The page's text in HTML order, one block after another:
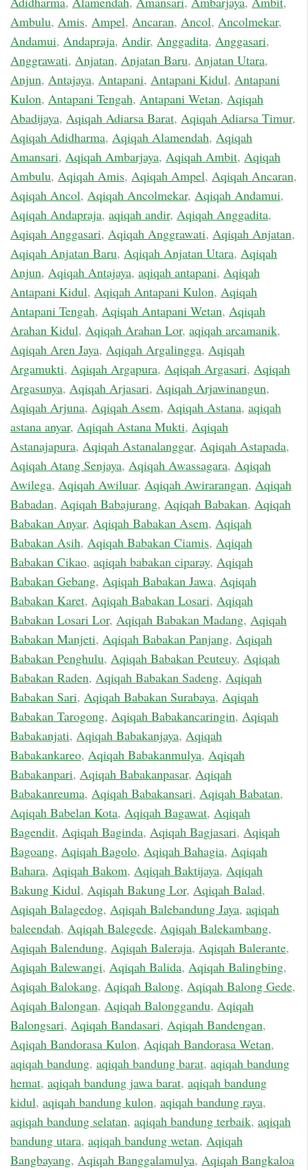
Ambulu, Amis, Ampel, Ancaran, Ancol, Ancolmekar,
Andamui, Andapraja, Andir, Anggadita, Anggasari,
Anggrawati, Anjatan, Anjatan Baru, Anjatan Utara,
Anjun, Antajaya, Antapani, Antapani Kidul, Antapani
Kulon, Antapani Tengah, Antapani Wetan, Aqiqah
Abadijaya, Aqiqah Adiarsa Barat, Aqiqah Adiarsa Timur,
Aqiqah Adidharma, Aqiqah Alamendah, Aqiqah
Amansari, Aqiqah Ambarjaya, Aqiqah Ambit, Aqiqah
Ambulu, Aqiqah Amis, Aqiqah Ampel, Aqiqah Ancaran,
Aqiqah Ancol, Aqiqah Ancolmekar, Aqiqah Andamui,
Aqiqah Andapraja, aqiqah andir, Aqiqah Anggadita,
Aqiqah Anggasari, Aqiqah Anggrawati, Aqiqah Anjatan,
Aqiqah Anjatan Baru, Aqiqah Anjatan Utara, Aqiqah
Anjun, Aqiqah Antajaya, aqiqah antapani, Aqiqah
Antapani Kidul, Aqiqah Antapani Kulon, Aqiqah
Antapani Tengah, Aqiqah Antapani Wetan, Aqiqah
Arahan Kidul, Aqiqah Arahan Lor, aqiqah arcamanik,
Aqiqah Aren Jaya, Aqiqah Argalingga, Aqiqah
Argamukti, Aqiqah Argapura, Aqiqah Argasari, Aqiqah
Argasunya, Aqiqah Arjasari, Aqiqah Arjawinangun,
Aqiqah Arjuna, Aqiqah Asem, Aqiqah Astana, aqiqah
astana anyar, Aqiqah Astana Mukti, Aqiqah
Astanajapura, Aqiqah Astanalanggar, Aqiqah Astapada,
Aqiqah Atang Senjaya, Aqiqah Awassagara, Aqiqah
Awilega, Aqiqah Awiluar, Aqiqah Awirarangan, Aqiqah
Babadan, Aqiqah Babajurang, Aqiqah Babakan, Aqiqah
Babakan Anyar, Aqiqah Babakan Asem, Aqiqah
Babakan Asih, Aqiqah Babakan Ciamis, Aqiqah
Babakan Cikao, aqiqah babakan ciparay, Aqiqah
Babakan Gebang, Aqiqah Babakan Jawa, Aqiqah
Babakan Karet, Aqiqah Babakan Losari, Aqiqah
Babakan Losari Lor, Aqiqah Babakan Madang, Aqiqah
Babakan Manjeti, Aqiqah Babakan Panjang, Aqiqah
Babakan Penghulu, Aqiqah Babakan Peuteuy, Aqiqah
Babakan Raden, Aqiqah Babakan Sadeng, Aqiqah
Babakan Sari, Aqiqah Babakan Surabaya, Aqiqah
Babakan Tarogong, Aqiqah Babakancaringin, Aqiqah
Babakanjati, Aqiqah Babakanjaya, Aqiqah
Babakankareo, Aqiqah Babakanmulya, Aqiqah
Babakanpari, Aqiqah Babakanpasar, Aqiqah
Babakanreuma, Aqiqah Babakansari, Aqiqah Babatan,
Aqiqah Babelan Kota, Aqiqah Bagawat, Aqiqah
Bagendit, Aqiqah Baginda, Aqiqah Bagjasari, Aqiqah
Bagoang, Aqiqah Bagolo, Aqiqah Bahagia, Aqiqah
Bahara, Aqiqah Bakom, Aqiqah Baktijaya, Aqiqah
Bakung Kidul, Aqiqah Bakung Lor, Aqiqah Balad,
Aqiqah Balagedog, Aqiqah Balebandung Jaya, aqiqah
baleendah, Aqiqah Balegede, Aqiqah Balekambang,
Aqiqah Balendung, Aqiqah Baleraja, Aqiqah Balerante,
Aqiqah Balewangi, Aqiqah Balida, Aqiqah Balingbing,
Aqiqah Balokang, Aqiqah Balong, Aqiqah Balong Gede,
Aqiqah Balongan, Aqiqah Balonggandu, Aqiqah
Balongsari, Aqiqah Bandasari, Aqiqah Bandengan,
Aqiqah Bandorasa Kulon, Aqiqah Bandorasa Wetan,
aqiqah bandung, aqiqah bandung barat, aqiqah bandung
hemat, aqiqah bandung jawa barat, aqiqah bandung
kidul, aqiqah bandung kulon, aqiqah bandung raya,
aqiqah bandung selatan, aqiqah bandung terbaik, aqiqah
bandung utara, aqiqah bandung wetan, Aqiqah
Bangbayang, Aqiqah Banggalamulya, Aqiqah Bangkaloa